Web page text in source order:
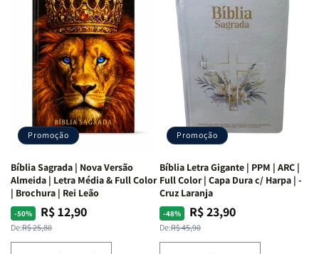
Mulheres
da
Bíblia
Isabelle
S.
Alves
as
Mulheres
da
Bíblia
|
Isabelle
S.
Alves
Bíblia
Livro
por
Livro
um
panorama
completo
dos
66
da
Bíblia
|
Equipe
teológica
Penkal
Bíblia
Livro
-
um
panorama
completo
dos
da
Bíblia
Penkal
Promoção
Bíblia Sagrada | Nova Versão
Almeida | Letra Média & Full Color
| Brochura | Rei Leão
-50%
Preço
normal
De:R$ 25,80
Preço
promocional
R$ 12,90
Promoção
Bíblia Letra Gigante | PPM | ARC |
Full Color | Capa Dura c/ Harpa | -
Cruz Laranja
-48%
Preço
normal
De:R$ 45,90
Preço
promocional
R$ 23,90